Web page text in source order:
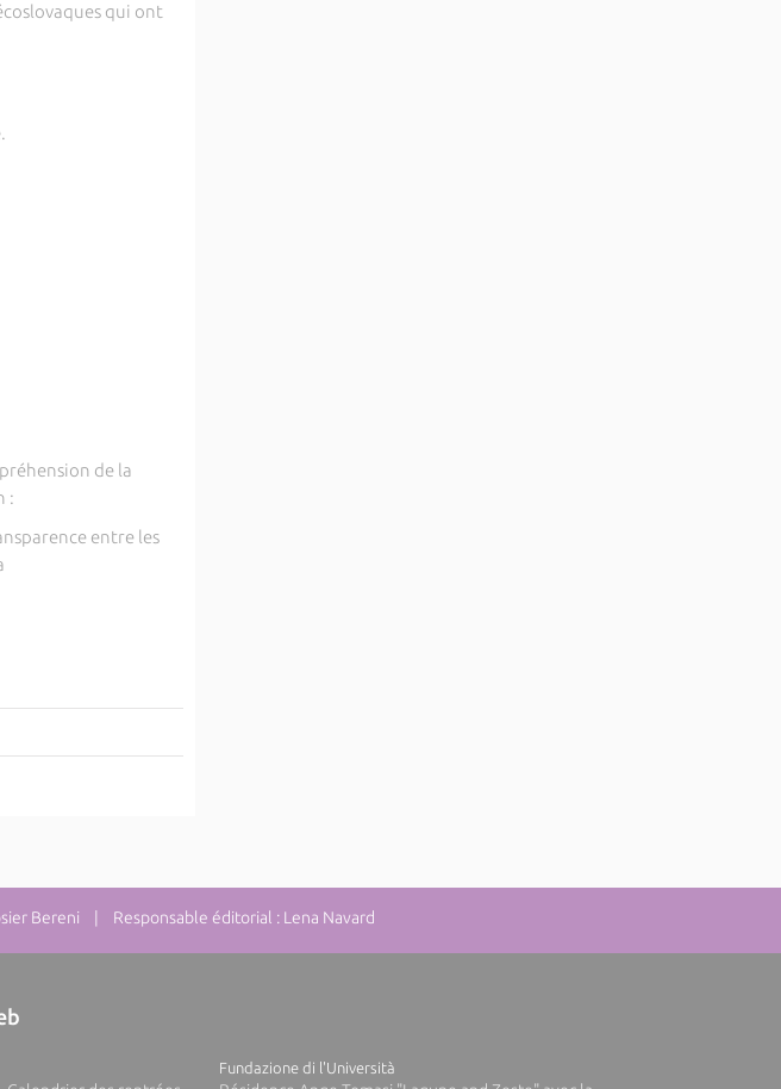
qui ont
de la
:
entre les
Bereni | Responsable éditorial : Lena Navard
Fundazione di l'Università